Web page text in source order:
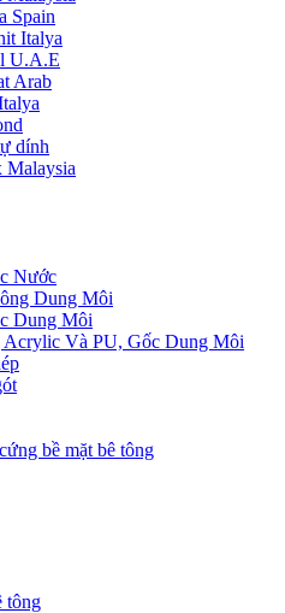
Spain
Italya
U.A.E
Arab
dính
Malaysia
Nước
Dung Môi
Dung Môi
Acrylic Và PU, Gốc Dung Môi
bề mặt bê tông
tông